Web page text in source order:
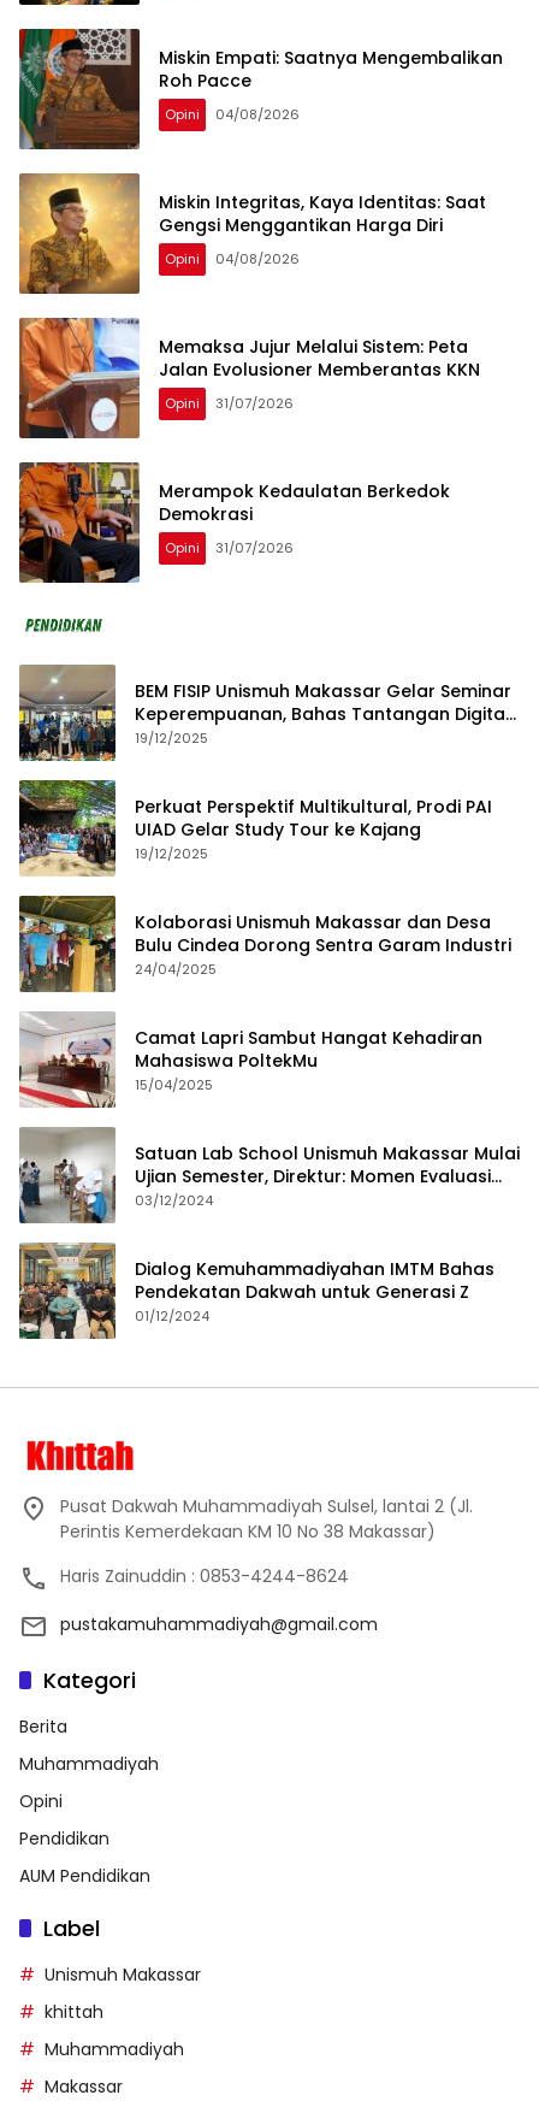
Miskin Empati: Saatnya Mengembalikan
Roh Pacce
Opini 04/08/2026
Miskin Integritas, Kaya Identitas: Saat
Gengsi Menggantikan Harga Diri
Opini 04/08/2026
Memaksa Jujur Melalui Sistem: Peta
Jalan Evolusioner Memberantas KKN
Opini 31/07/2026
Merampok Kedaulatan Berkedok
Demokrasi
Opini 31/07/2026
BEM FISIP Unismuh Makassar Gelar Seminar
Keperempuanan, Bahas Tantangan Digital
dan Budaya Lokal
19/12/2025
Perkuat Perspektif Multikultural, Prodi PAI
UIAD Gelar Study Tour ke Kajang
19/12/2025
Kolaborasi Unismuh Makassar dan Desa
Bulu Cindea Dorong Sentra Garam Industri
24/04/2025
Camat Lapri Sambut Hangat Kehadiran
Mahasiswa PoltekMu
15/04/2025
Satuan Lab School Unismuh Makassar Mulai
Ujian Semester, Direktur: Momen Evaluasi
Proses Pembelajaran
03/12/2024
Dialog Kemuhammadiyahan IMTM Bahas
Pendekatan Dakwah untuk Generasi Z
01/12/2024
Pusat Dakwah Muhammadiyah Sulsel, lantai 2 (Jl.
Perintis Kemerdekaan KM 10 No 38 Makassar)
Haris Zainuddin : 0853-4244-8624
pustakamuhammadiyah@gmail.com
Kategori
Berita
Muhammadiyah
Opini
Pendidikan
AUM Pendidikan
Label
Unismuh Makassar
khittah
Muhammadiyah
Makassar